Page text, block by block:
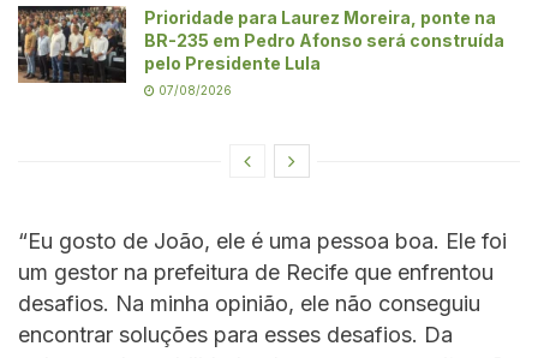
Prioridade para Laurez Moreira, ponte na
BR-235 em Pedro Afonso será construída
pelo Presidente Lula
07/08/2026
“Eu gosto de João, ele é uma pessoa boa. Ele foi
um gestor na prefeitura de Recife que enfrentou
desafios. Na minha opinião, ele não conseguiu
encontrar soluções para esses desafios. Da